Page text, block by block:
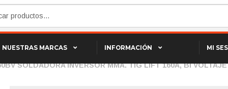
NUESTRAS MARCAS INFORMACIÓN MI
SOLDADORA INVERSOR MMA. TIG LIFT 160A, BI VOLTAJE